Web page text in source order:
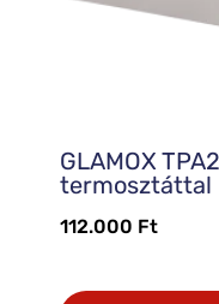
GLAMOX
termosztáttal
112.000 Ft